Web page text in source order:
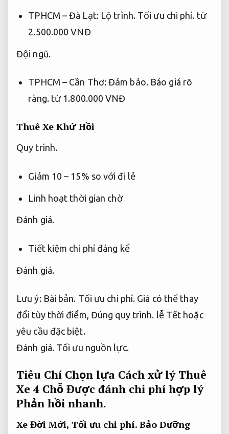
TPHCM – Đà Lạt: Lộ trình. Tối ưu chi phí. từ
2.500.000 VNĐ
Đội ngũ.
TPHCM – Cần Thơ:Đảm bảo. Báo giá rõ
ràng.từ 1.800.000 VNĐ
Thuê Xe Khứ Hồi
Quy trình.
Giảm 10 – 15% so với đi lẻ
Linh hoạt thời gian chờ
Đánh giá.
Tiết kiệm chi phí đáng kể
Đánh giá.
Lưu ý: Bài bản. Tối ưu chi phí. Giá có thể thay
đổi tùy thời điểm, Đúng quy trình. lễ Tết hoặc
yêu cầu đặc biệt.
Đánh giá. Tối ưu nguồn lực.
Tiêu Chí Chọn lựa Cách xử lý Thuê
Xe 4 Chỗ Được đánh chi phí hợp lý
Phản hồi nhanh.
Xe Đời Mới, Tối ưu chi phí. Bảo Dưỡng